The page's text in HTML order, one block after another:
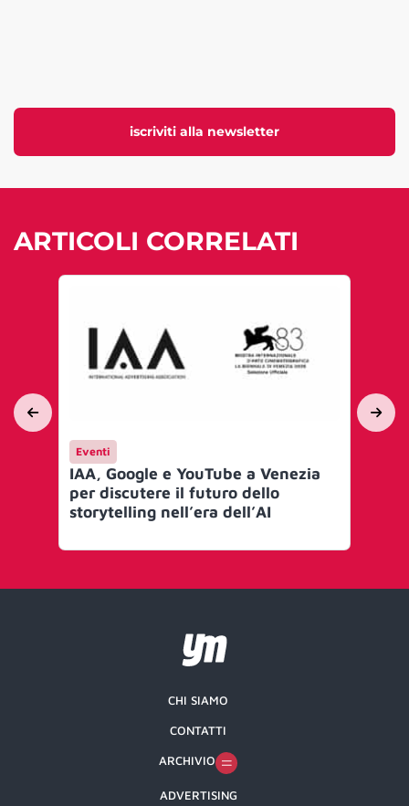
iscriviti alla newsletter
ARTICOLI CORRELATI
Eventi
IAA, Google e YouTube a Venezia
per discutere il futuro dello
storytelling nell’era dell’AI
CHI SIAMO
CONTATTI
ARCHIVIO
ADVERTISING